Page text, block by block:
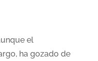
el
ha gozado de